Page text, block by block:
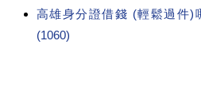
高雄身分證借錢 (輕鬆過件)
(1060)